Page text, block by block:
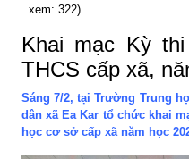
xem: 322)
Khai mạc Kỳ
THCS cấp xã,
Sáng 7/2, tại Trường Trung
dân xã Ea Kar tổ chức khai
học cơ sở cấp xã năm học